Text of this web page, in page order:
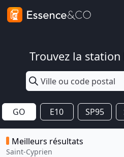
Trouvez la
GO E10 SP95
Meilleurs résultats
Saint-Cyprien